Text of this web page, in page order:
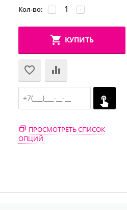
Кол-во: +
−
КУПИТЬ
ПРОСМОТРЕТЬ СПИСОК
ОПЦИЙ